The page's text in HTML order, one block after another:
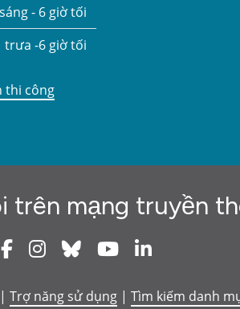
- 6 giờ tối
trưa -6 giờ tối
thi công
trên mạng truyền
NewsletterFacebookInstagram
Bluesky Youtube
Trợ năng sử dụng| Tìm kiếm danh